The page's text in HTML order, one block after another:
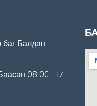
баг Балдан-
08 00 - 17